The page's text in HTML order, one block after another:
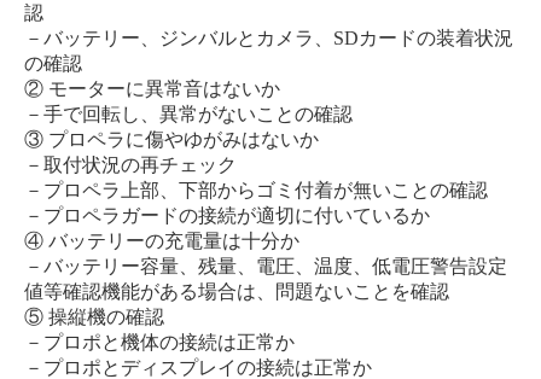
認
－バッテリー、ジンバルとカメラ、SDカードの装着状況
の確認
② モーターに異常音はないか
－手で回転し、異常がないことの確認
③ プロペラに傷やゆがみはないか
－取付状況の再チェック
－プロペラ上部、下部からゴミ付着が無いことの確認
－プロペラガードの接続が適切に付いているか
④ バッテリーの充電量は十分か
－バッテリー容量、残量、電圧、温度、低電圧警告設定
値等確認機能がある場合は、問題ないことを確認
⑤ 操縦機の確認
－プロポと機体の接続は正常か
－プロポとディスプレイの接続は正常か